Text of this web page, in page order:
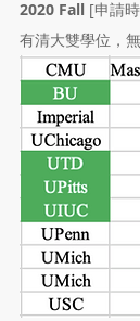
2020 Fall [申請
有清大雙學位，